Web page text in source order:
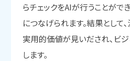
らチェックをAIが行うことがで
につなげられます。結果として
実用的価値が見いだされ、ビ
します。